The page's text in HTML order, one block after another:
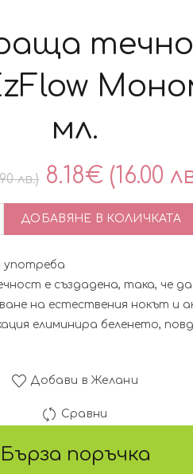
мл.
лв.) Original
price
10.17€
(19.90
8.18€ (16.00
за Aктивираща
ДОБАВЯНЕ В КОЛИЧКАТА
употреба
е създадена, така, че
на естествения нокът и
елиминира беленето,
Добави в Желани
Сравни
Бърза поръчка